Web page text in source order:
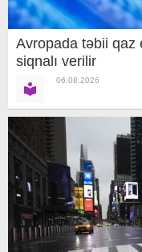
Avropada təbii qaz
siqnalı verilir
06.08.2026